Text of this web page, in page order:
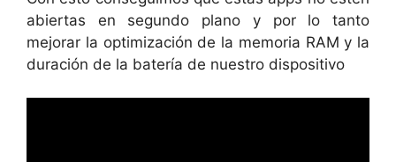
abiertas en segundo plano y por lo tanto
mejorar la optimización de la memoria RAM y la
duración de la batería de nuestro dispositivo